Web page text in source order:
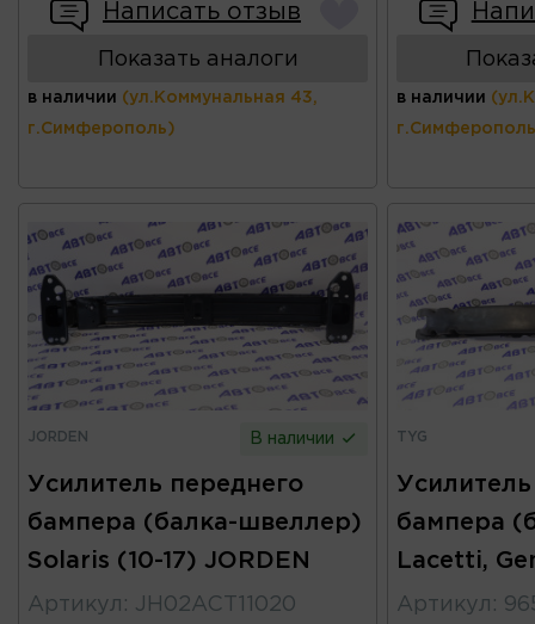
Написать отзыв
Показать аналоги
в наличии (ул.Коммунальная 43,
г.Симферополь)
в наличии
JORDEN В наличии
Усилитель переднего
бампера (балка-швеллер)
Solaris (10-17) JORDEN
Артикул : JH02ACT11020
TYG
бампера
Lacetti,
Артикул :